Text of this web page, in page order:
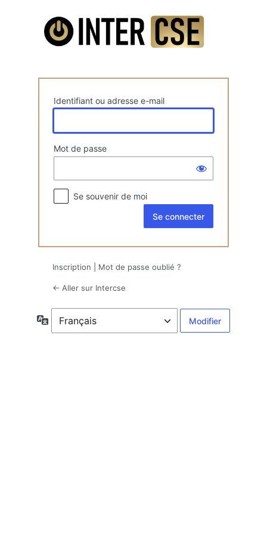
connecter
Identifiant ou adresse e-mail
Mot de passe
Se souvenir de moi
Inscription Mot de passe oublié ?
← Aller sur Intercse
Langue